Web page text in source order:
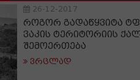
26-12-2017
როგორ გადაწყვიტა
ვაკის ტერიტორიის
შემოერთება
ვრცლად